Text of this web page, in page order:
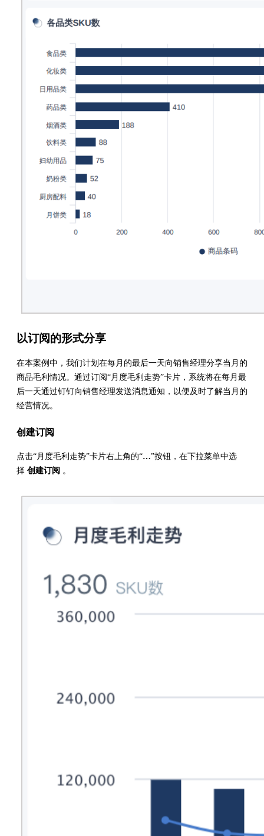
以订阅的形式分享
在本案例中，我们计划在每月的最后一天向销售经理分享当月的
商品毛利情况。通过订阅“月度毛利走势”卡片，系统将在每月最
后一天通过钉钉向销售经理发送消息通知，以便及时了解当月的
经营情况。
创建订阅
点击“月度毛利走势”卡片右上角的“…”按钮，在下拉菜单中选
择 创建订阅 。